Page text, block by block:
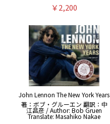
￥2,200
John Lennon The New York Years
著：ボブ・グルーエン 翻訳：中
江昌彦 / Author: Bob Gruen
Translate: Masahiko Nakae